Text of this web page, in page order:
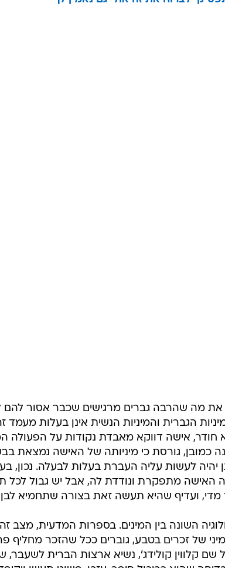
את מה שהרבה גברים מרגישים שכבר אסור להם
הגברית והמיניות הנשית אינן בעלות מעמד
חודר, אישה דווקא מאבדת נקודות על הפעולה
כמובן, גורסת כי מיניותה של האישה נמצאת
יהיה לעשות עליה העברת בעלות לבעלה. נכון,
האישה מתפקרת ונודדת לה, אבל יש גבול לכל
מדי, ועדיף שהיא תעשה זאת בצורה שתחמיא לבן
השונה בין המינים. בספרות המדעית, מצב
של זכרים בטבע, גוברים ככל שהזכר מחליף
שם קלווין קולידג', נשיא ארצות הברית לשעבר,